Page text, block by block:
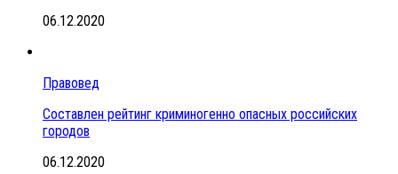
06.12.2020
Правовед
Составлен рейтинг криминогенно опасных российских
городов
06.12.2020